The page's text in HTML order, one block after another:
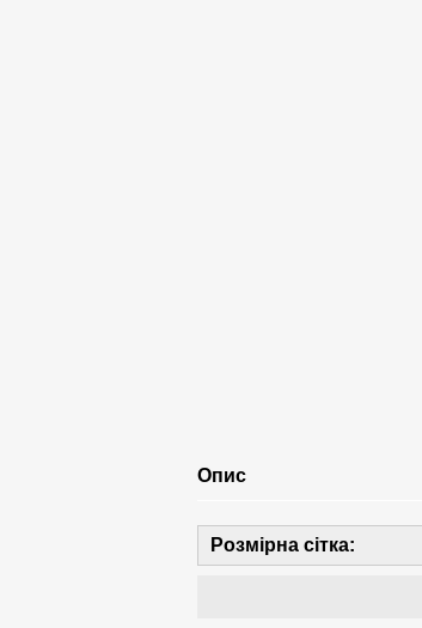
Опис
Розмірна сітка: